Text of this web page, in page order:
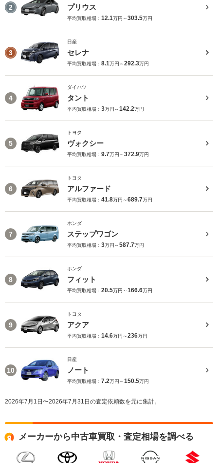
2 プリウス
平均買取相場： 12.1万円～303.5万円
3
日産
セレナ
平均買取相場： 8.1万円～292.3万円
4
ダイハツ
タント
平均買取相場： 3万円～142.2万円
5
トヨタ
ヴォクシー
平均買取相場： 9.7万円～372.9万円
6
トヨタ
アルファード
平均買取相場： 41.8万円～689.7万円
7
ホンダ
ステップワゴン
平均買取相場： 3万円～587.7万円
8
ホンダ
フィット
平均買取相場： 20.5万円～166.6万円
9
トヨタ
アクア
平均買取相場： 14.6万円～236万円
10
日産
ノート
平均買取相場： 7.2万円～150.5万円
2026年7月1日〜2026年7月31日の査定依頼数を元に集計。
メーカーから中古車買取・査定相場を調べる